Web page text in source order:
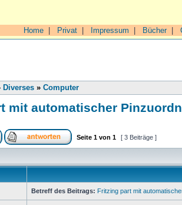
Home Privat Impressum Bücher|
Diverses » Computer
mit automatischer
Seite 1 von 1 [ 3 Beiträge ]
Betreff des Beitrags: Fritzing part mit